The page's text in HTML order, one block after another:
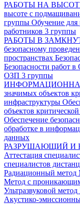
РАБОТЫ НА
высоте с
группы Обучение для
работников 3 группы
РАБОТЫ В
безопасному
пространствах
Безопасности работ
ОЗП 3 группы
значимых объектов
инфраструктуры
объектов
Обеспечение
обработке в
данных
РАЗРУШАЮЩИЙ И
Аттестация
специалистов
Радиационный метод
Метод с
Ультразвуковой метод
Акустико-